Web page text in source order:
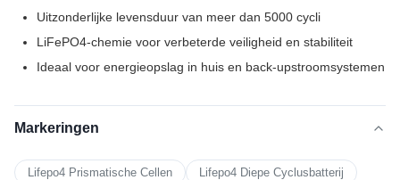
Uitzonderlijke levensduur van meer dan 5000 cycli
LiFePO4-chemie voor verbeterde veiligheid en stabiliteit
Ideaal voor energieopslag in huis en back-upstroomsystemen
Markeringen
Lifepo4 Prismatische Cellen
Lifepo4 Diepe Cyclusbatterij